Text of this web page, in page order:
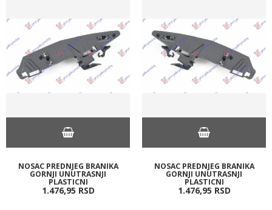
NOSAC PREDNJEG BRANIKA
GORNJI UNUTRASNJI
PLASTICNI
1.476,95 RSD
NOSAC PREDNJEG BRANIKA
GORNJI UNUTRASNJI
PLASTICNI
1.476,95 RSD